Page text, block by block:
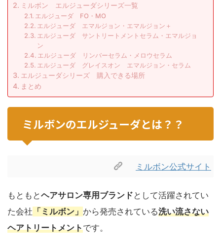
ミルボン エルジューダシリーズ一覧
エルジューダ FO・MO
エルジューダ エマルジョン・エマルジョン＋
エルジューダ サントリートメントセラム・エマルジョ
ン
エルジューダ リンバーセラム・メロウセラム
エルジューダ グレイスオン エマルジョン・セラム
エルジューダシリーズ 購入できる場所
まとめ
ミルボンのエルジューダとは？？
ミルボン公式サイト
もともとヘアサロン専用ブランド として活躍されてい
た会社 「ミルボン」 から発売されている洗い流さない
ヘアトリートメントです。